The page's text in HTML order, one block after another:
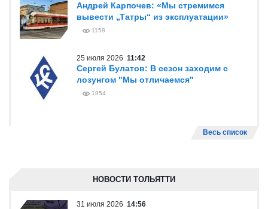
Андрей Карпочев: «Мы стремимся
вывести „Татры“ из эксплуатации»
1158
25 июля 2026 11:42
Сергей Булатов: В сезон заходим с
лозунгом "Мы отличаемся"
1854
Весь список
НОВОСТИ ТОЛЬЯТТИ
31 июля 2026 14:56